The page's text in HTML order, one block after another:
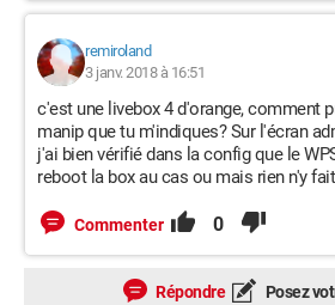
remiroland
3 janv. 2018 à 16:51
c'est une livebox 4 d'orange, comment
manip que tu m'indiques? Sur l'écran
j'ai bien vérifié dans la config que le
reboot la box au cas ou mais rien n'y
Commenter 0
Répondre Posez